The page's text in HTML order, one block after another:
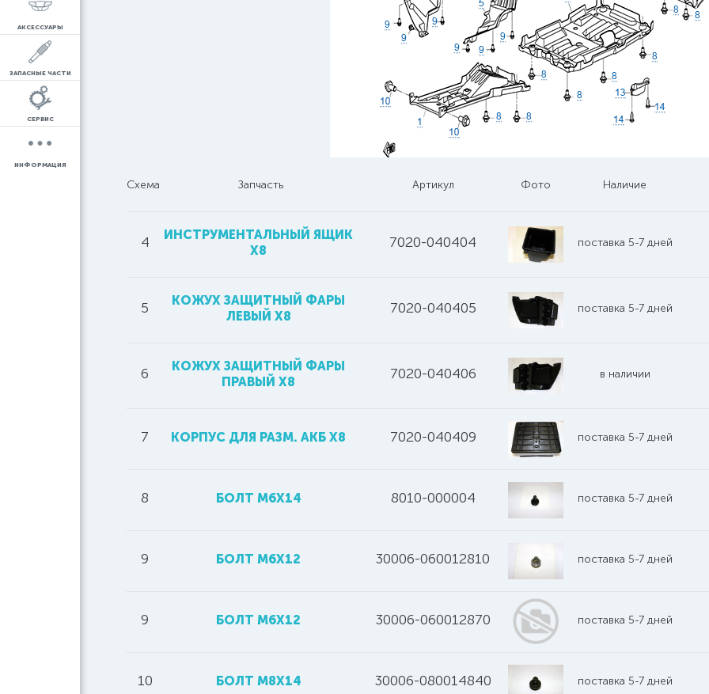
АКСЕССУАРЫ
ЗАПАСНЫЕ ЧАСТИ
СЕРВИС
ИНФОРМАЦИЯ
Схема Запчасть Артикул Фото Наличие
4
ИНСТРУМЕНТАЛЬНЫЙ ЯЩИК
Х8
7020-040404 поставка 5-7 дней
5
КОЖУХ ЗАЩИТНЫЙ ФАРЫ
ЛЕВЫЙ Х8
7020-040405 поставка 5-7 дней
6
КОЖУХ ЗАЩИТНЫЙ ФАРЫ
ПРАВЫЙ Х8
7020-040406 в наличии
7 КОРПУС ДЛЯ РАЗМ. АКБ Х8 7020-040409 поставка 5-7 дней
8 БОЛТ М6Х14 8010-000004 поставка 5-7 дней
9 БОЛТ M6X12 30006-060012810 поставка 5-7 дней
9 БОЛТ М6Х12 30006-060012870 поставка 5-7 дней
10 БОЛТ М8Х14 30006-080014840 поставка 5-7 дней